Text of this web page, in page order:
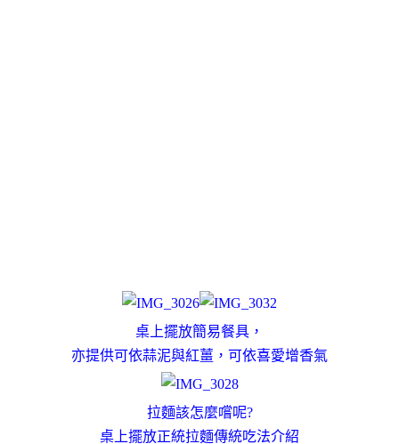
桌上擺放簡易餐具 ，
亦提供可依蒜泥與紅薑 ， 可依喜愛增香氣
拉麵該怎麼嚐呢?
桌上擺放正統拉麵傳統吃法介紹